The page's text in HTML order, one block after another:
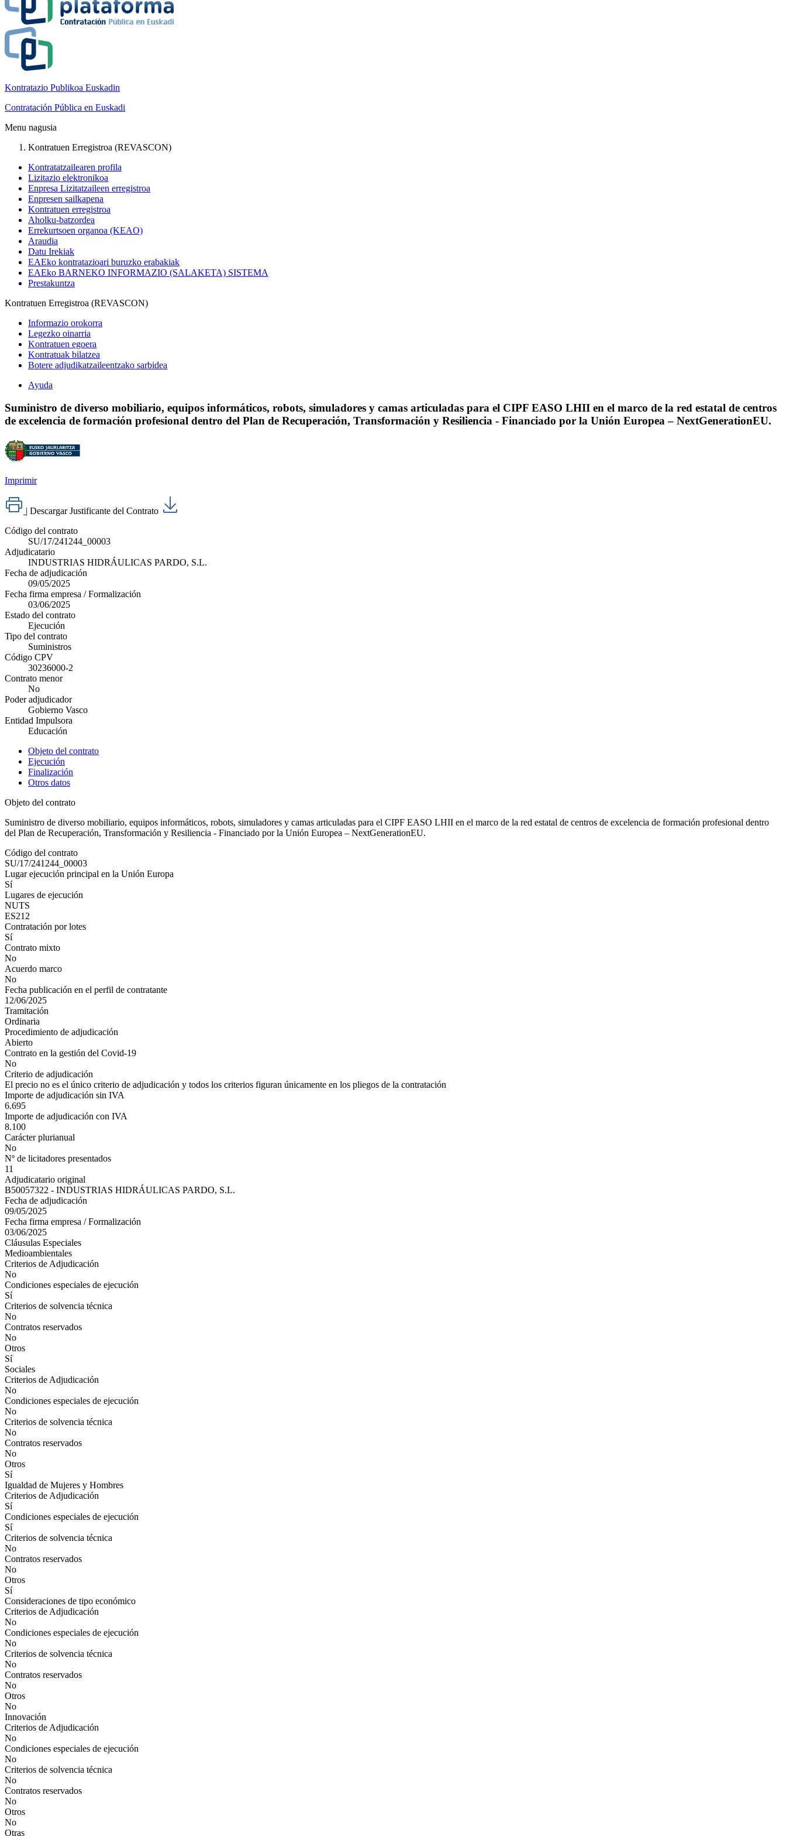
Kontratazio Publikoa Euskadin
Contratación Pública en Euskadi
Menu nagusia
Kontratuen Erregistroa (REVASCON)
Kontratatzailearen profila
Lizitazio elektronikoa
Enpresa Lizitatzaileen erregistroa
Enpresen sailkapena
Kontratuen erregistroa
Aholku-batzordea
Errekurtsoen organoa (KEAO)
Araudia
Datu Irekiak
EAEko kontratazioari buruzko erabakiak
EAEko BARNEKO INFORMAZIO (SALAKETA) SISTEMA
Prestakuntza
Kontratuen Erregistroa (REVASCON)
Informazio orokorra
Legezko oinarria
Kontratuen egoera
Kontratuak bilatzea
Botere adjudikatzaileentzako sarbidea
Ayuda
Suministro de diverso mobiliario, equipos informáticos, robots, simuladores y camas articuladas para el CIPF EASO LHII en el marco de la red estatal de centros
de excelencia de formación profesional dentro del Plan de Recuperación, Transformación y Resiliencia - Financiado por la Unión Europea – NextGenerationEU.
Imprimir
| Descargar Justificante del Contrato
Código del contrato
SU/17/241244_00003
Adjudicatario
INDUSTRIAS HIDRÁULICAS PARDO, S.L.
Fecha de adjudicación
09/05/2025
Fecha firma empresa / Formalización
03/06/2025
Estado del contrato
Ejecución
Tipo del contrato
Suministros
Código CPV
30236000-2
Contrato menor
No
Poder adjudicador
Gobierno Vasco
Entidad Impulsora
Educación
Objeto del contrato
Ejecución
Finalización
Otros datos
Objeto del contrato
Suministro de diverso mobiliario, equipos informáticos, robots, simuladores y camas articuladas para el CIPF EASO LHII en el marco de la red estatal de centros de excelencia de formación profesional dentro
del Plan de Recuperación, Transformación y Resiliencia - Financiado por la Unión Europea – NextGenerationEU.
Código del contrato
SU/17/241244_00003
Lugar ejecución principal en la Unión Europa
Sí
Lugares de ejecución
NUTS
ES212
Contratación por lotes
Sí
Contrato mixto
No
Acuerdo marco
No
Fecha publicación en el perfil de contratante
12/06/2025
Tramitación
Ordinaria
Procedimiento de adjudicación
Abierto
Contrato en la gestión del Covid-19
No
Criterio de adjudicación
El precio no es el único criterio de adjudicación y todos los criterios figuran únicamente en los pliegos de la contratación
Importe de adjudicación sin IVA
6.695
Importe de adjudicación con IVA
8.100
Carácter plurianual
No
Nº de licitadores presentados
11
Adjudicatario original
B50057322 - INDUSTRIAS HIDRÁULICAS PARDO, S.L.
Fecha de adjudicación
09/05/2025
Fecha firma empresa / Formalización
03/06/2025
Cláusulas Especiales
Medioambientales
Criterios de Adjudicación
No
Condiciones especiales de ejecución
Sí
Criterios de solvencia técnica
No
Contratos reservados
No
Otros
Sí
Sociales
Criterios de Adjudicación
No
Condiciones especiales de ejecución
No
Criterios de solvencia técnica
No
Contratos reservados
No
Otros
Sí
Igualdad de Mujeres y Hombres
Criterios de Adjudicación
Sí
Condiciones especiales de ejecución
Sí
Criterios de solvencia técnica
No
Contratos reservados
No
Otros
Sí
Consideraciones de tipo económico
Criterios de Adjudicación
No
Condiciones especiales de ejecución
No
Criterios de solvencia técnica
No
Contratos reservados
No
Otros
No
Innovación
Criterios de Adjudicación
No
Condiciones especiales de ejecución
No
Criterios de solvencia técnica
No
Contratos reservados
No
Otros
No
Otras